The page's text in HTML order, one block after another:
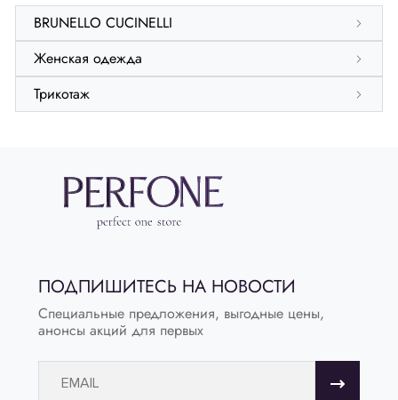
BRUNELLO CUCINELLI
Женская одежда
Трикотаж
ПОДПИШИТЕСЬ НА НОВОСТИ
Специальные предложения, выгодные цены,
анонсы акций для первых